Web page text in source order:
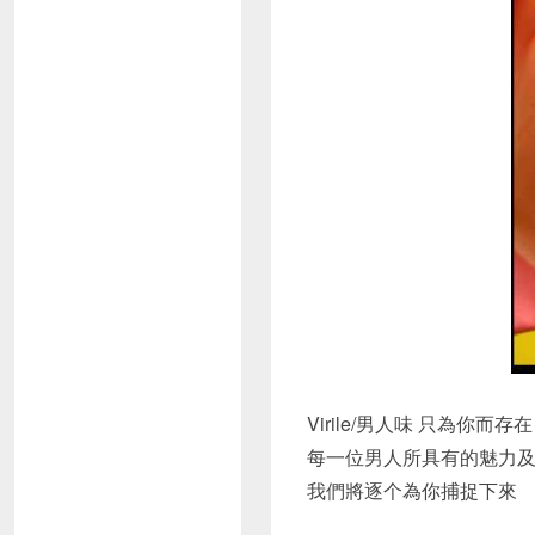
Virile/男人味 只為你而存在
每一位男人所具有的魅力
我們將逐个為你捕捉下來